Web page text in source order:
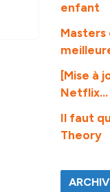
enfant
Masters
[Mise à
Netflix…
Il faut
Theory